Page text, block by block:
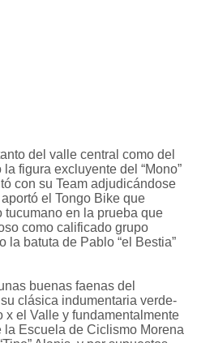
del valle central como del
figura excluyente del “Mono”
con su Team adjudicándose
el Tongo Bike que
en la prueba que
como calificado grupo
la batuta de Pablo “el Bestia”
buenas faenas del
clásica indumentaria verde-
x el Valle y fundamentalmente
Escuela de Ciclismo Morena